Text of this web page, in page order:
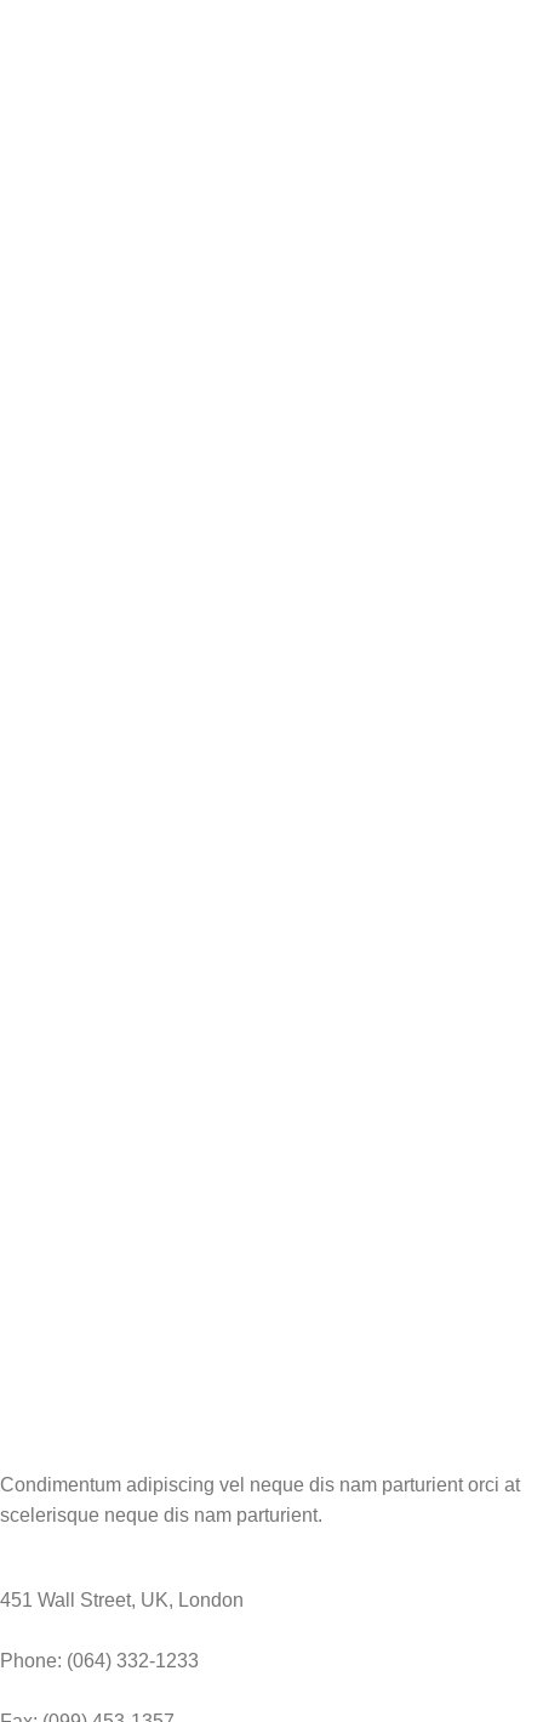
Condimentum adipiscing vel neque dis nam parturient orci at
scelerisque neque dis nam parturient.
451 Wall Street, UK, London
Phone: (064) 332-1233